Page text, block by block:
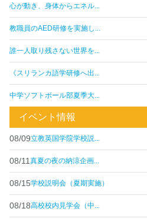
心が動き、身体からエネル...
教職員のAED研修を実施し...
誰一人取り残さない世界を...
《スリランカ語学研修へ出...
中学ソフトボール部夏季大...
イベント情報
08/09立教英国学院学校説...
08/11 真夏の夜の納涼企画...
08/15学校説明会（夏期実施）
08/18高校校内見学会（中...